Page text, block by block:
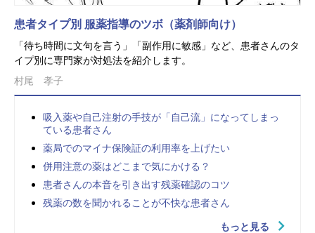
患者タイプ別 服薬指導のツボ（薬剤師向け）
「待ち時間に文句を言う」「副作用に敏感」など、患者さんのタ
イプ別に専門家が対処法を紹介します。
村尾 孝子
吸入薬や自己注射の手技が「自己流」になってしまっ
ている患者さん
薬局でのマイナ保険証の利用率を上げたい
併用注意の薬はどこまで気にかける？
患者さんの本音を引き出す残薬確認のコツ
残薬の数を聞かれることが不快な患者さん
もっと見る